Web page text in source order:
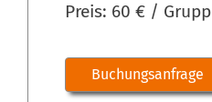
Preis: 60 € /
Buchungsanfrage